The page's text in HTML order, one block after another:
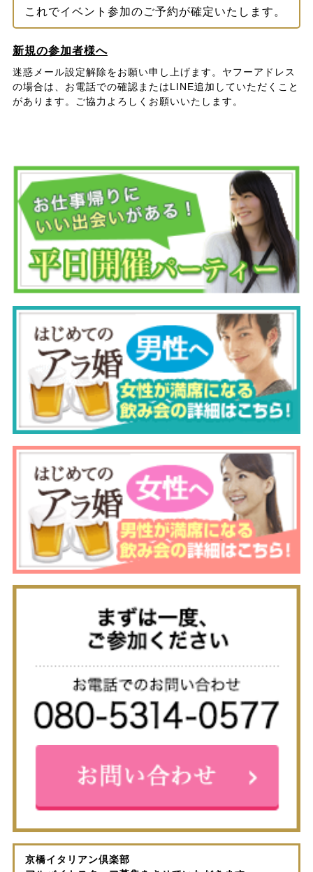
これでイベント参加のご予約が確定いたします。
新規の参加者様へ
迷惑メール設定解除をお願い申し上げます。ヤフーアドレス
の場合は、お電話での確認またはLINE追加していただくこと
があります。ご協力よろしくお願いいたします。
京橋イタリアン倶楽部